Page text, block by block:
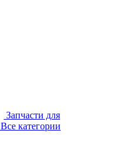
Запчасти для
Все категории